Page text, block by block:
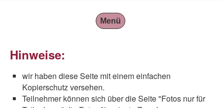
Menü
Hinweise:
wir haben diese Seite mit einem einfachen
Kopierschutz versehen.
Teilnehmer können sich über die Seite "Fotos nur für